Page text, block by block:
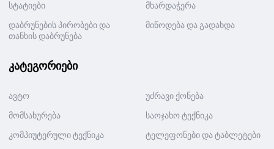
სტატიები
მხარდაჭერა
დაბრუნების პირობები და
თანხის დაბრუნება
მიწოდება და გადახდა
კატეგორიები
ავტო
უძრავი ქონება
მომსახურება
საოჯახო ტექნიკა
კომპიუტერული ტექნიკა
ტელეფონები და ტაბლეტები